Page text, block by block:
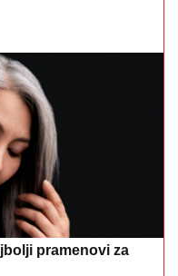
pramenovi za